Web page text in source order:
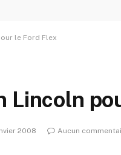
le Ford Flex
Lincoln
2008 Aucun